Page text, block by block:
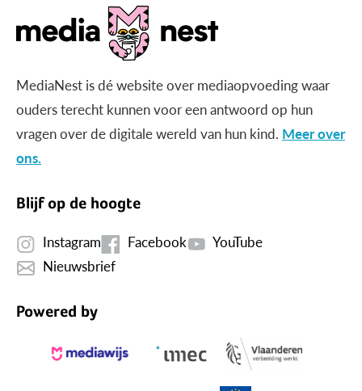
MediaNest is dé website over mediaopvoeding waar
ouders terecht kunnen voor een antwoord op hun
vragen over de digitale wereld van hun kind. Meer over
ons.
Blijf op de hoogte
Instagram Facebook
YouTube
Nieuwsbrief
Powered by